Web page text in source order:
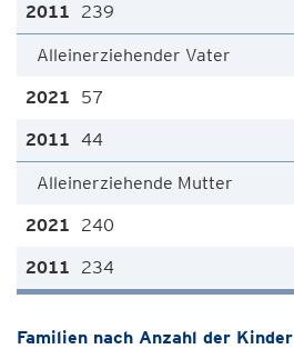
239
Alleinerziehender Vater
57
44
Alleinerziehende Mutter
240
234
Familien nach Anzahl der Kinder